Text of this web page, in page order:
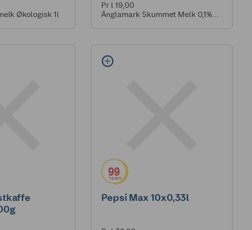
Økologisk 1l
Pr l 19,00
Änglamark Skummet Melk 0,1%
99
+pant
Pepsi Max 10x0,33l